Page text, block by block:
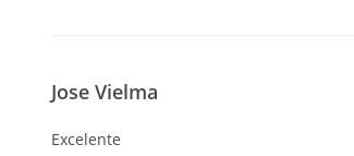
Jose Vielma
Excelente